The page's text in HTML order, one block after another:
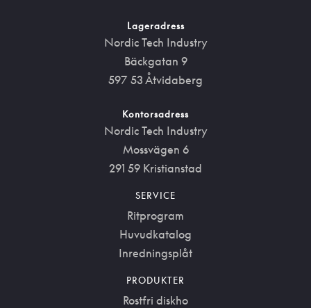
Lageradress
Nordic Tech Industry
Bäckgatan 9
597 53 Åtvidaberg
Kontorsadress
Nordic Tech Industry
Mossvägen 6
291 59 Kristianstad
SERVICE
Ritprogram
Huvudkatalog
Inredningsplåt
PRODUKTER
Rostfri diskho